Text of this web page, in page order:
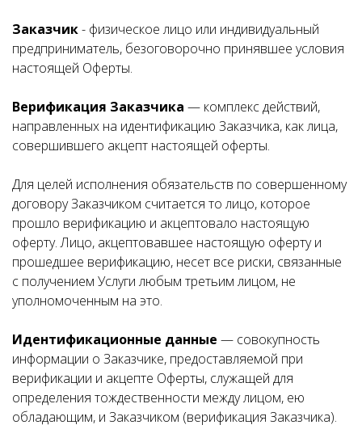
Заказчик- физическое лицо или индивидуальный
предприниматель, безоговорочно принявшее условия
настоящей Оферты.
Верификация Заказчика — комплекс действий,
направленных на идентификацию Заказчика, как лица,
совершившего акцепт настоящей оферты.
Для целей исполнения обязательств по совершенному
договору Заказчиком считается то лицо, которое
прошло верификацию и акцептовало настоящую
оферту. Лицо, акцептовавшее настоящую оферту и
прошедшее верификацию, несет все риски, связанные
с получением Услуги любым третьим лицом, не
уполномоченным на это.
Идентификационные данные — совокупность
информации о Заказчике, предоставляемой при
верификации и акцепте Оферты, служащей для
определения тождественности между лицом, ею
обладающим, и Заказчиком (верификация Заказчика).